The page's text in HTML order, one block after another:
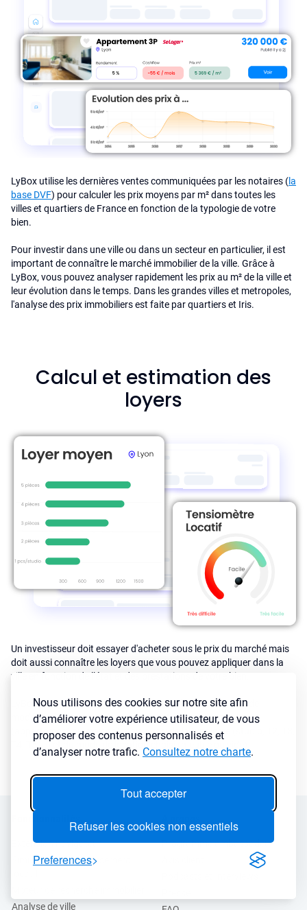
Nous utilisons des cookies sur notre site afin
d’améliorer votre expérience utilisateur, de vous
proposer des contenus personnalisés et
d’analyser notre trafic. Consultez notre charte.
Tout accepter
Refuser les cookies non essentiels
Preferences
LyBox utilise les dernières ventes communiquées par les notaires (la
base DVF) pour calculer les prix moyens par m² dans toutes les
villes et quartiers de France en fonction de la typologie de votre
bien.
Pour investir dans une ville ou dans un secteur en particulier, il est
important de connaître le marché immobilier de la ville. Grâce à
LyBox, vous pouvez analyser rapidement les prix au m² de la ville et
leur évolution dans le temps. Dans les grandes villes et metropoles,
l'analyse des prix immobiliers est faite par quartiers et Iris.
Calcul et estimation des
loyers
Un investisseur doit essayer d'acheter sous le prix du marché mais
doit aussi connaître les loyers que vous pouvez appliquer dans la
ville en fonction de l’état et des prestations de votre bien.
LyBox analyse des millions d’annonces de locations afin de
modéliser les loyers de la ville en fonction du type de bien
(appartement ou maison) mais aussi de la typologie (studio, T2, T3,
T4, T5 ...) et du mode de location choisi (meublé ou vide).
Extension navigateur
Simulateur d’investissement
Analyse de ville
Programme ambassadeur